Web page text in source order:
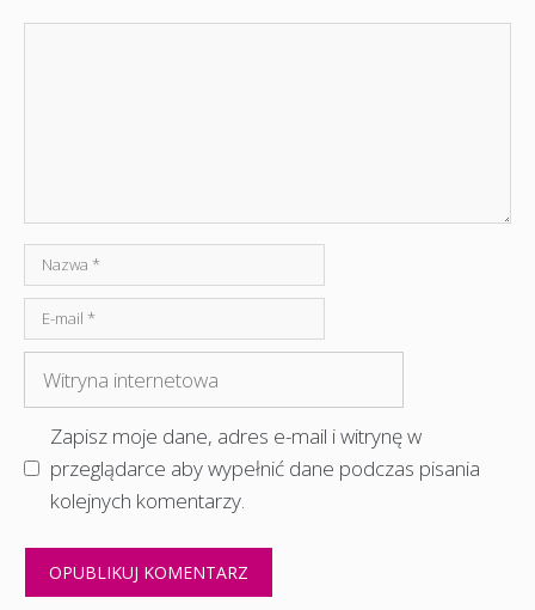
Nazwa
mail
internetowa
Zapisz moje dane, adres e-mail i witrynę w
przeglądarce aby wypełnić dane podczas pisania
kolejnych komentarzy.